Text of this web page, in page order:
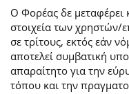
Ο Φορέας δε μεταφέρει
στοιχεία των χρηστών/
σε τρίτους, εκτός εάν
αποτελεί συμβατική
απαραίτητο για την
τόπου και την